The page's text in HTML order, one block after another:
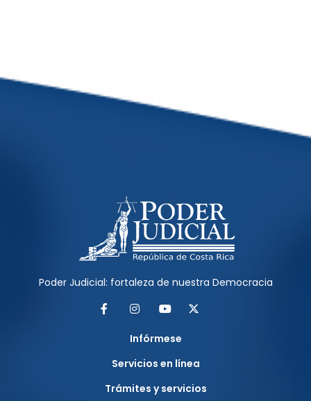
Poder Judicial: fortaleza de nuestra Democracia
FacebookInstagramYouTube
Infórmese
Servicios en línea
Trámites y servicios